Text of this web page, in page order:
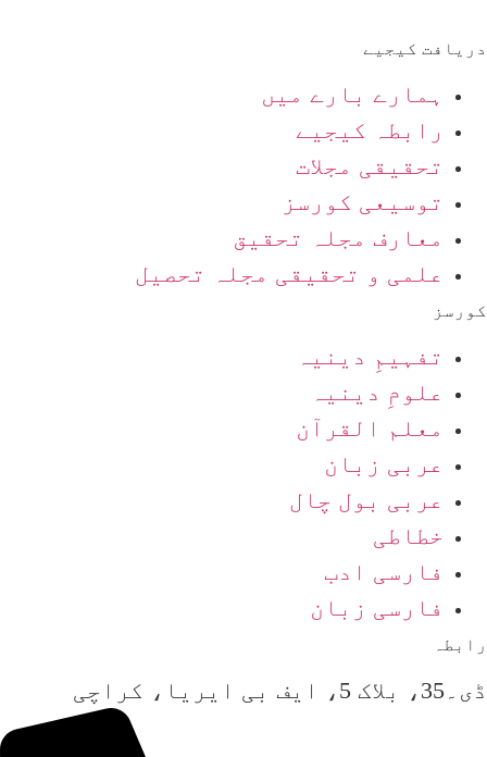
دریافت کیجیے
ہمارے بارے میں
رابطہ کیجیے
تحقیقی مجلات
توسیعی کورسز
معارف مجلہ تحقیق
علمی و تحقیقی مجلہ تحصیل
کورسز
تفہیمِ دینیہ
علومِ دینیہ
معلم القرآن
عربی زبان
عربی بول چال
خطاطی
فارسی ادب
فارسی زبان
رابطہ
ڈی۔35، بلاک 5، ایف بی ایریا، کراچی